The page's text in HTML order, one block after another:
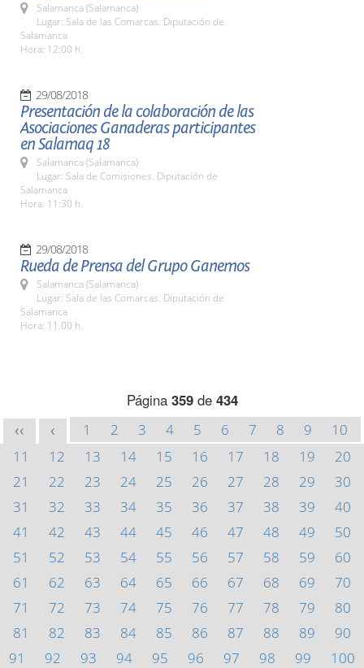
Salamanca (Salamanca)
Lugar: Sala de las Comarcas. Diputación de
Salamanca
Hora: 12:00 h.
29/08/2018
Presentación de la colaboración de las
Asociaciones Ganaderas participantes
en Salamaq 18
Salamanca (Salamanca)
Lugar: Sala de Comisiones. Diputación de
Salamanca
Hora: 11:30 h.
29/08/2018
Rueda de Prensa del Grupo Ganemos
Salamanca (Salamanca)
Lugar: Sala de las Comarcas. Diputación de
Salamanca
Hora: 11.00 h.
Página 359de 434
<< < 1 2 3 4 5 6 7 8 9
10
11
12 13 14 15 16 17 18 19
20
21
22 23 24 25 26 27 28 29
30
31
32 33 34 35 36 37 38 39
40
41
42 43 44 45 46 47 48 49
50
51
52 53 54 55 56 57 58 59
60
61
62 63 64 65 66 67 68 69
70
71
72 73 74 75 76 77 78 79
80
81
82 83 84 85 86 87 88 89
90
91
92 93 94 95 96 97 98 99
100